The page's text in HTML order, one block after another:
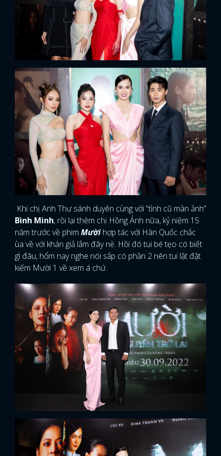
Khi chị Anh Thư sánh duyên cùng với “tình cũ màn ảnh”
Bình Minh, rồi lại thêm chị Hồng Ánh nữa, kỷ niệm 15
năm trước về phim Mười hợp tác với Hàn Quốc chắc
ùa về với khán giả lắm đây nè. Hồi đó tui bé tẹo có biết
gì đâu, hổm nay nghe nói sắp có phần 2 nên tui lật đật
kiếm Mười 1 về xem á chứ.